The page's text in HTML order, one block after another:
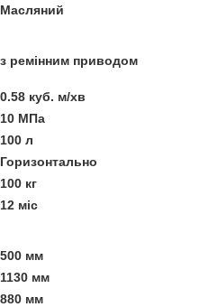
Масляний
з ремінним приводом
0.58 куб. м/хв
10 МПа
100 л
Горизонтально
100 кг
12 міс
500 мм
1130 мм
880 мм